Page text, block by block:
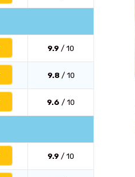
9.9 / 10
9.8/ 10
9.6 / 10
9.9 / 10